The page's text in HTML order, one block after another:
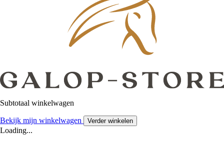
Subtotaal winkelwagen
Bekijk mijn winkelwagen Verder winkelen
Loading...